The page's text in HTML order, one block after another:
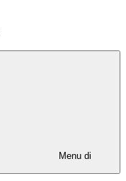
Menu di